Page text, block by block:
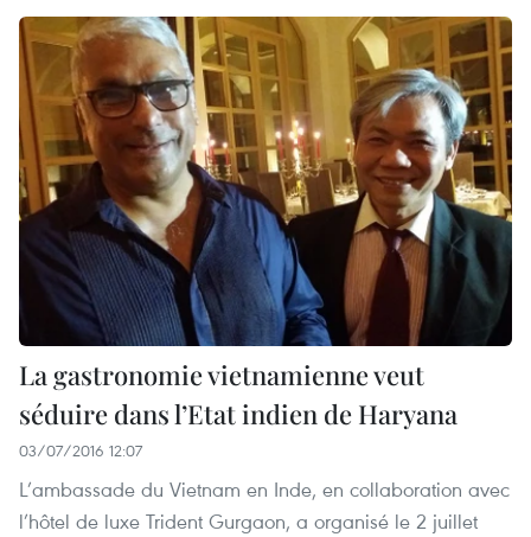
La gastronomie vietnamienne veut
séduire dans l’Etat indien de Haryana
03/07/2016 12:07
L’ambassade du Vietnam en Inde, en collaboration avec
l’hôtel de luxe Trident Gurgaon, a organisé le 2 juillet